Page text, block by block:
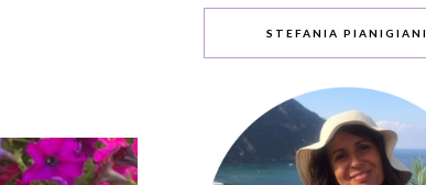
STEFANIA PIANIGIANI